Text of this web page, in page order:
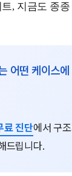
, 지금도 종
어떤 케이스
료 진단에서 구
드립니다.